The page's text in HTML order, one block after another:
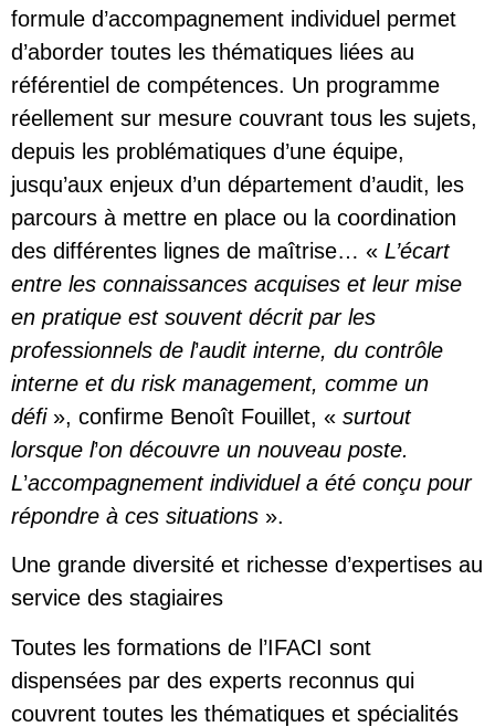
formule d’accompagnement individuel permet
d’aborder toutes les thématiques liées au
référentiel de compétences. Un programme
réellement sur mesure couvrant tous les sujets,
depuis les problématiques d’une équipe,
jusqu’aux enjeux d’un département d’audit, les
parcours à mettre en place ou la coordination
des différentes lignes de maîtrise… « L’écart
entre les connaissances acquises et leur mise
en pratique est souvent décrit par les
professionnels de l’audit interne, du contrôle
interne et du risk management, comme un
défi», confirme Benoît Fouillet, « surtout
lorsque l’on découvre un nouveau poste.
L’accompagnement individuel a été conçu pour
répondre à ces situations ».
Une grande diversité et richesse d’expertises au
service des stagiaires
Toutes les formations de l’IFACI sont
dispensées par des experts reconnus qui
couvrent toutes les thématiques et spécialités